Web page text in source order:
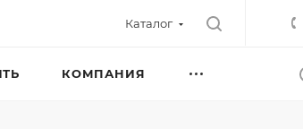
Каталог
КОМПАНИЯ